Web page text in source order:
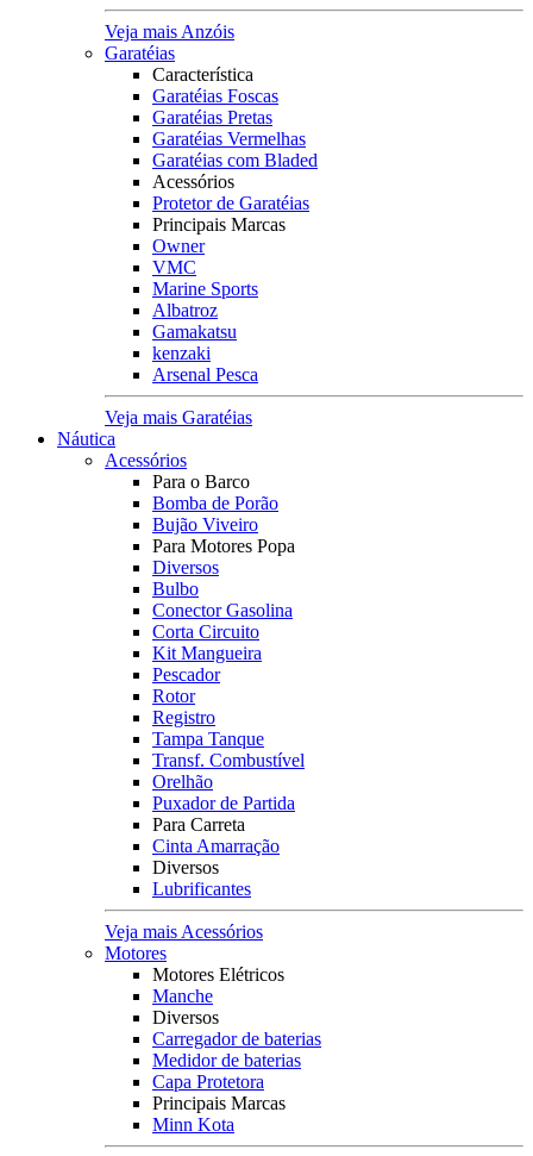
Veja mais Anzóis
Garatéias
Característica
Garatéias Foscas
Garatéias Pretas
Garatéias Vermelhas
Garatéias com Bladed
Acessórios
Protetor de Garatéias
Principais Marcas
Owner
VMC
Marine Sports
Albatroz
Gamakatsu
kenzaki
Arsenal Pesca
Veja mais Garatéias
Náutica
Acessórios
Para o Barco
Bomba de Porão
Bujão Viveiro
Para Motores Popa
Diversos
Bulbo
Conector Gasolina
Corta Circuito
Kit Mangueira
Pescador
Rotor
Registro
Tampa Tanque
Transf. Combustível
Orelhão
Puxador de Partida
Para Carreta
Cinta Amarração
Diversos
Lubrificantes
Veja mais Acessórios
Motores
Motores Elétricos
Manche
Diversos
Carregador de baterias
Medidor de baterias
Capa Protetora
Principais Marcas
Minn Kota